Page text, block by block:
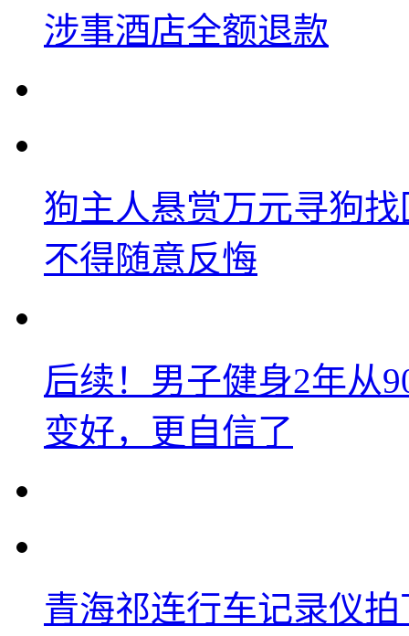
涉事酒店全额退款
狗主人悬赏万元寻狗
不得随意反悔
后续！男子健身2年从
变好，更自信了
青海祁连行车记录仪